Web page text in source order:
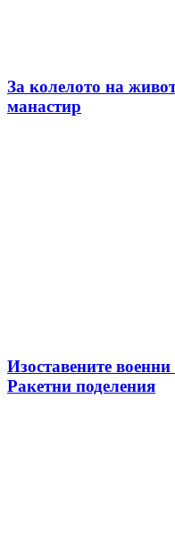
За колелото на
манастир
Изоставените
Ракетни поделения